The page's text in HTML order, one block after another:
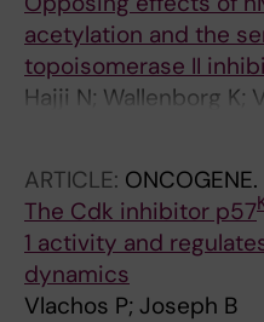
acetylation and the
topoisomerase II
Hajji N; Wallenborg K;
ARTICLE: ONCOGENE.
The Cdk inhibitor p57
1 activity and
dynamics
Vlachos P; Joseph B